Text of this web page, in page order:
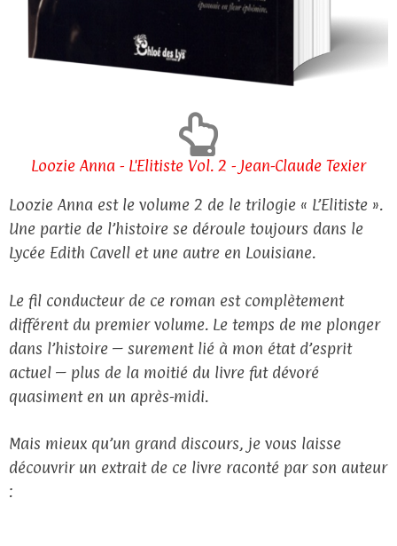
Loozie Anna - L'Elitiste Vol. 2 - Jean-Claude Texier
Loozie Anna est le volume 2 de le trilogie « L’Elitiste ».
Une partie de l’histoire se déroule toujours dans le
Lycée Edith Cavell et une autre en Louisiane.
Le fil conducteur de ce roman est complètement
différent du premier volume. Le temps de me plonger
dans l’histoire – surement lié à mon état d’esprit
actuel – plus de la moitié du livre fut dévoré
quasiment en un après-midi.
Mais mieux qu’un grand discours, je vous laisse
découvrir un extrait de ce livre raconté par son auteur
: